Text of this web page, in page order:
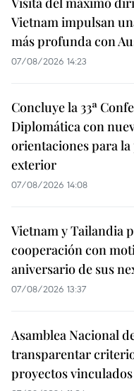
Vietnam impulsan
más profunda con
07/08/2026 14:23
Concluye la 33ª
Diplomática con
orientaciones para
exterior
07/08/2026 14:08
Vietnam y Tailandia
cooperación con
aniversario de sus
07/08/2026 13:37
Asamblea Nacional
transparentar
proyectos vinculados